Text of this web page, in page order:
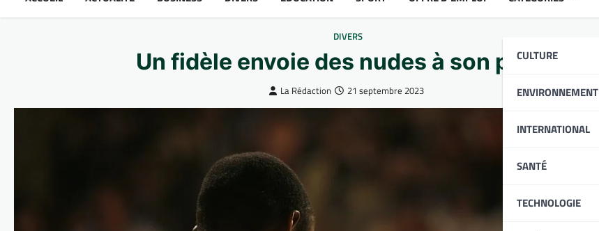
CULTURE
ENVIRONNEMENT
INTERNATIONAL
SANTÉ
TECHNOLOGIE
DIVERS
Un fidèle envoie des nudes à son prêtre
La Rédaction 21 septembre 2023